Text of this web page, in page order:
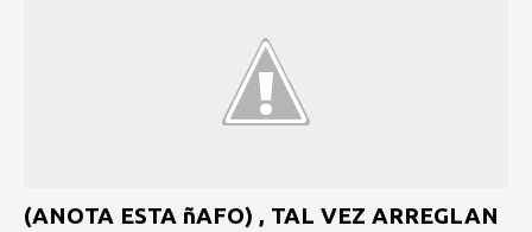
(ANOTA ESTA ñAFO) , TAL VEZ ARREGLAN